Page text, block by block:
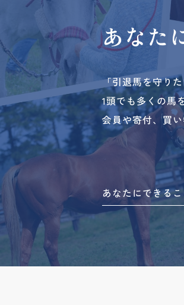
あなた
「引退馬を守り
1頭でも多くの馬
会員や寄付、買
あなたにできるこ